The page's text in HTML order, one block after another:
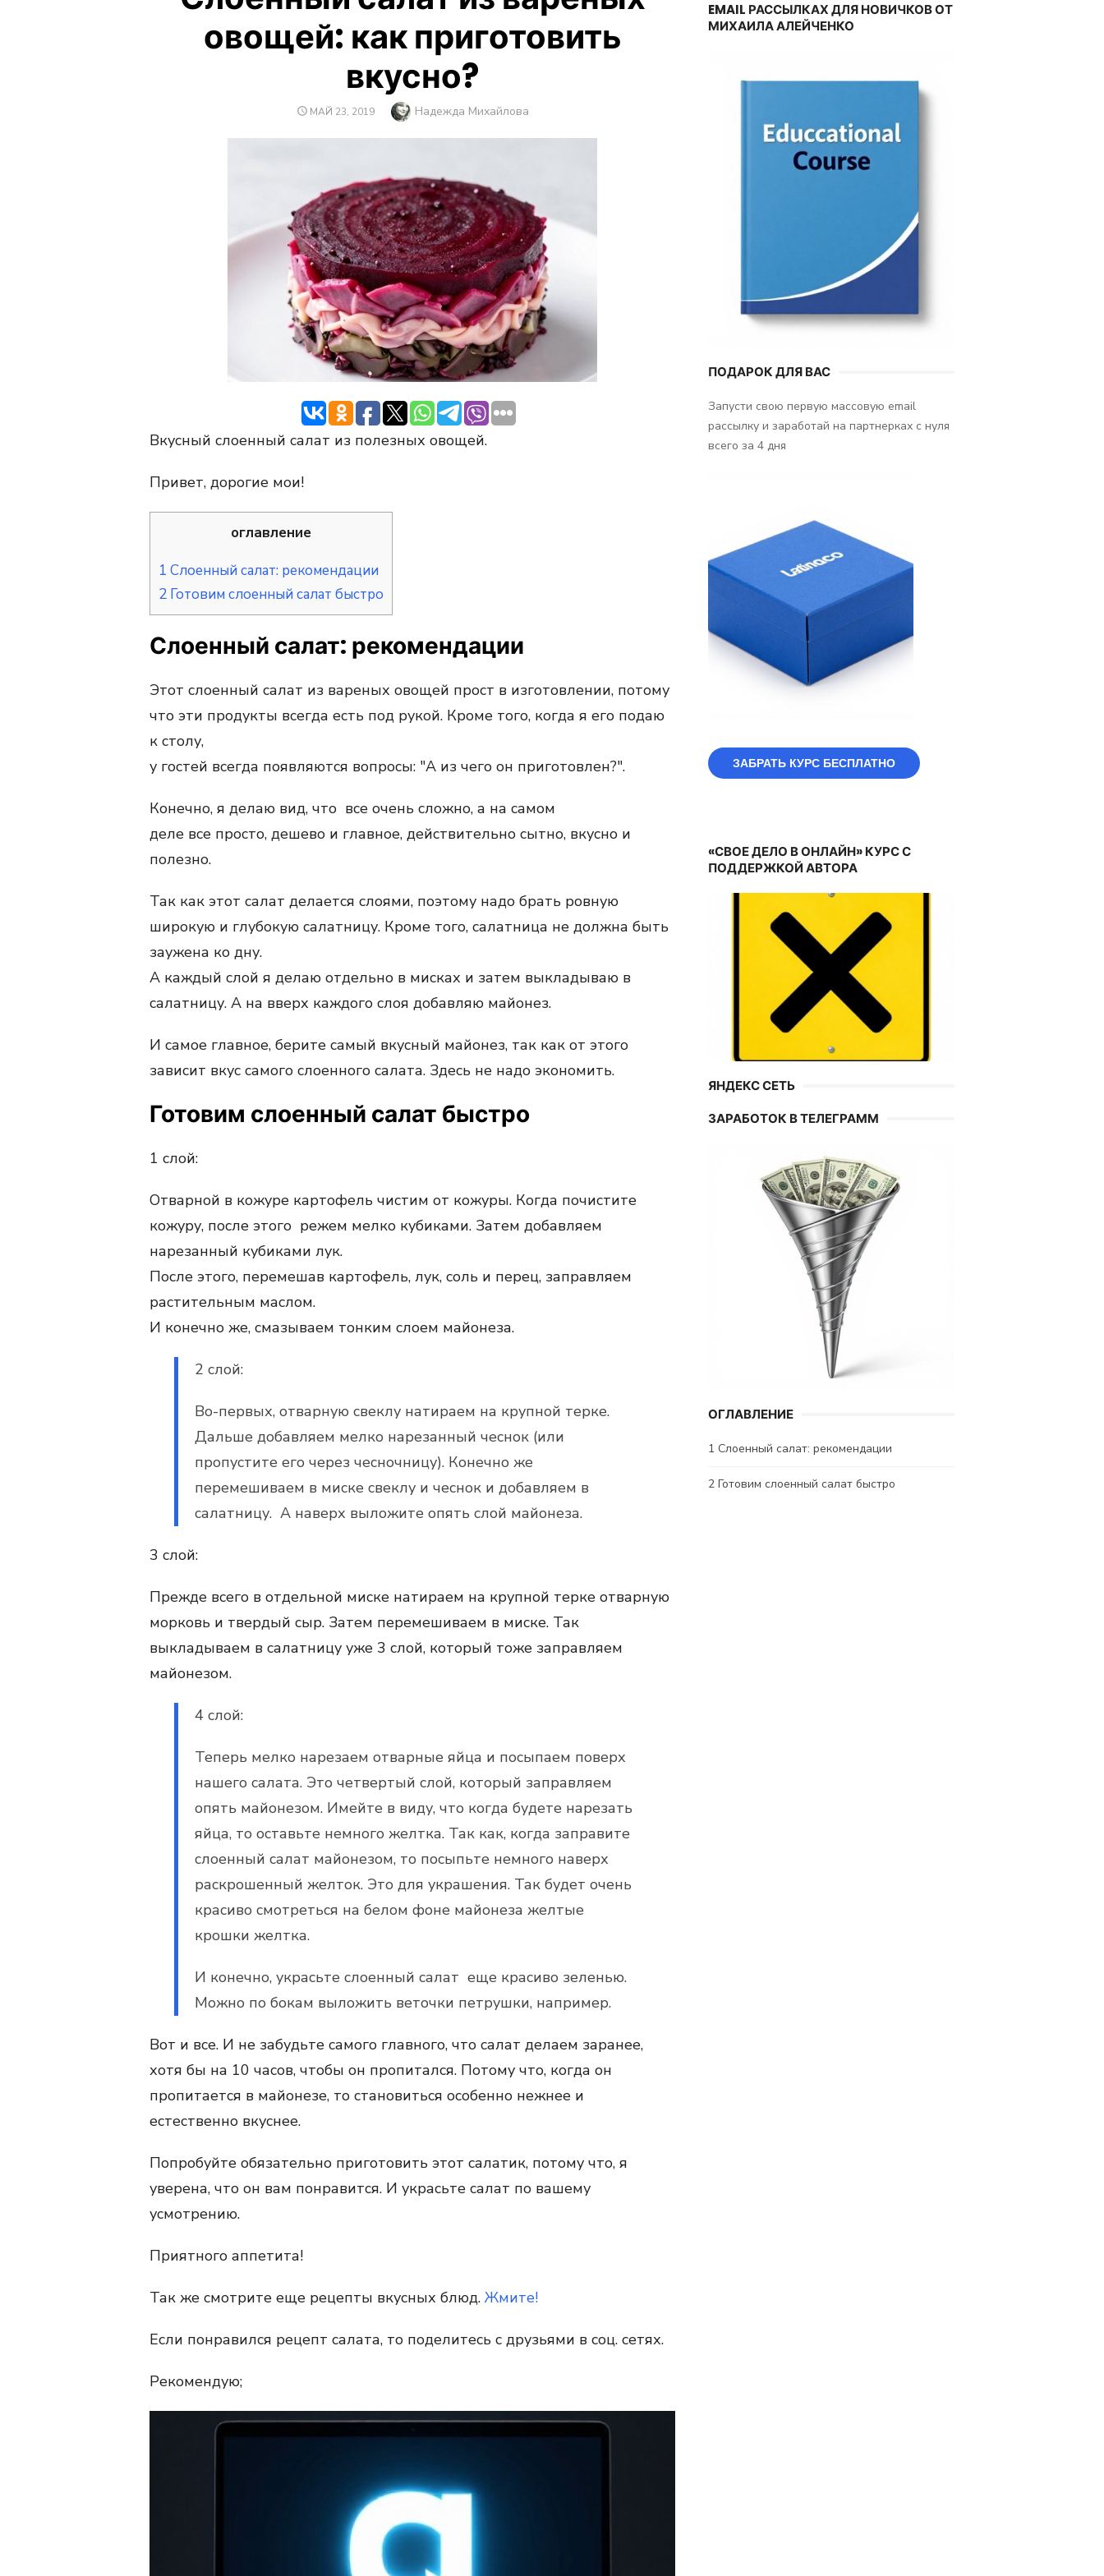
овощей: как приготовить
вкусно?
ОПУБЛИКОВАНО
МАЙ 23, 2019 Автор
Надежда Михайлова
Вкусный слоенный салат из полезных овощей.
Привет, дорогие мои!
оглавление
1 Слоенный салат: рекомендации
2 Готовим слоенный салат быстро
Слоенный салат: рекомендации
Этот слоенный салат из вареных овощей прост в изготовлении, потому
что эти продукты всегда есть под рукой. Кроме того, когда я его подаю
к столу,
у гостей всегда появляются вопросы: "А из чего он приготовлен?".
Конечно, я делаю вид, что все очень сложно, а на самом
деле все просто, дешево и главное, действительно сытно, вкусно и
полезно.
Так как этот салат делается слоями, поэтому надо брать ровную
широкую и глубокую салатницу. Кроме того, салатница не должна быть
заужена ко дну.
А каждый слой я делаю отдельно в мисках и затем выкладываю в
салатницу. А на вверх каждого слоя добавляю майонез.
И самое главное, берите самый вкусный майонез, так как от этого
зависит вкус самого слоенного салата. Здесь не надо экономить.
Готовим слоенный салат быстро
1 слой:
Отварной в кожуре картофель чистим от кожуры. Когда почистите
кожуру, после этого режем мелко кубиками. Затем добавляем
нарезанный кубиками лук.
После этого, перемешав картофель, лук, соль и перец, заправляем
растительным маслом.
И конечно же, смазываем тонким слоем майонеза.
2 слой:
Во-первых, отварную свеклу натираем на крупной терке.
Дальше добавляем мелко нарезанный чеснок (или
пропустите его через чесночницу). Конечно же
перемешиваем в миске свеклу и чеснок и добавляем в
салатницу. А наверх выложите опять слой майонеза.
3 слой:
Прежде всего в отдельной миске натираем на крупной терке отварную
морковь и твердый сыр. Затем перемешиваем в миске. Так
выкладываем в салатницу уже 3 слой, который тоже заправляем
майонезом.
4 слой:
Теперь мелко нарезаем отварные яйца и посыпаем поверх
нашего салата. Это четвертый слой, который заправляем
опять майонезом. Имейте в виду, что когда будете нарезать
яйца, то оставьте немного желтка. Так как, когда заправите
слоенный салат майонезом, то посыпьте немного наверх
раскрошенный желток. Это для украшения. Так будет очень
красиво смотреться на белом фоне майонеза желтые
крошки желтка.
И конечно, украсьте слоенный салат еще красиво зеленью.
Можно по бокам выложить веточки петрушки, например.
Вот и все. И не забудьте самого главного, что салат делаем заранее,
хотя бы на 10 часов, чтобы он пропитался. Потому что, когда он
пропитается в майонезе, то становиться особенно нежнее и
естественно вкуснее.
Попробуйте обязательно приготовить этот салатик, потому что, я
уверена, что он вам понравится. И украсьте салат по вашему
усмотрению.
Приятного аппетита!
Так же смотрите еще рецепты вкусных блюд. Жмите!
Если понравился рецепт салата, то поделитесь с друзьями в соц. сетях.
Рекомендую;
EMAIL РАССЫЛКАХ ДЛЯ НОВИЧКОВ ОТ
МИХАИЛА АЛЕЙЧЕНКО
ПОДАРОК ДЛЯ ВАС
Запусти свою первую массовую email
рассылку и заработай на партнерках с нуля
всего за 4 дня
ЗАБРАТЬ КУРС БЕСПЛАТНО
«СВОЕ ДЕЛО В ОНЛАЙН» КУРС С
ПОДДЕРЖКОЙ АВТОРА
ЯНДЕКС СЕТЬ
ЗАРАБОТОК В ТЕЛЕГРАММ
ОГЛАВЛЕНИЕ
1 Слоенный салат: рекомендации
2 Готовим слоенный салат быстро